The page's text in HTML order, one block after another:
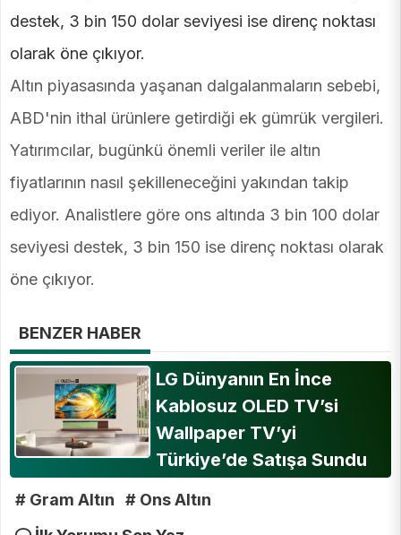
destek, 3 bin 150 dolar seviyesi ise direnç noktası
olarak öne çıkıyor.
Altın piyasasında yaşanan dalgalanmaların sebebi,
ABD'nin ithal ürünlere getirdiği ek gümrük vergileri.
Yatırımcılar, bugünkü önemli veriler ile altın
fiyatlarının nasıl şekilleneceğini yakından takip
ediyor. Analistlere göre ons altında 3 bin 100 dolar
seviyesi destek, 3 bin 150 ise direnç noktası olarak
öne çıkıyor.
BENZER HABER
LG Dünyanın En İnce
Kablosuz OLED TV’si
Wallpaper TV’yi
Türkiye’de Satışa Sundu
# Gram Altın
# Ons Altın